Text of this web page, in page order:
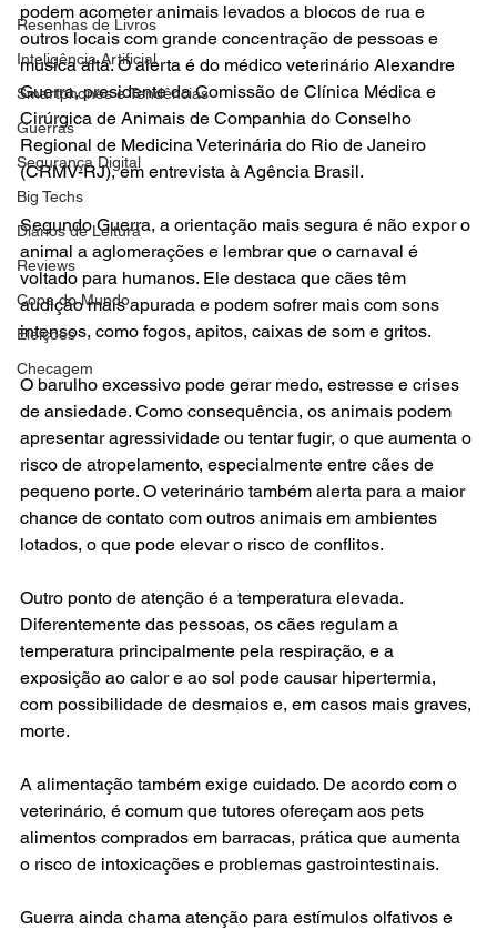
Resenhas de Livros
Inteligência Artificial
Smartphones e Tendências
Guerras
Segurança Digital
Big Techs
Diários de Leitura
Reviews
Copa do Mundo
Eleições
Checagem
podem acometer animais levados a blocos de rua e
outros locais com grande concentração de pessoas e
música alta. O alerta é do médico veterinário Alexandre
Guerra, presidente da Comissão de Clínica Médica e
Cirúrgica de Animais de Companhia do Conselho
Regional de Medicina Veterinária do Rio de Janeiro
(CRMV-RJ), em entrevista à Agência Brasil.
Segundo Guerra, a orientação mais segura é não expor o
animal a aglomerações e lembrar que o carnaval é
voltado para humanos. Ele destaca que cães têm
audição mais apurada e podem sofrer mais com sons
intensos, como fogos, apitos, caixas de som e gritos.
O barulho excessivo pode gerar medo, estresse e crises
de ansiedade. Como consequência, os animais podem
apresentar agressividade ou tentar fugir, o que aumenta o
risco de atropelamento, especialmente entre cães de
pequeno porte. O veterinário também alerta para a maior
chance de contato com outros animais em ambientes
lotados, o que pode elevar o risco de conflitos.
Outro ponto de atenção é a temperatura elevada.
Diferentemente das pessoas, os cães regulam a
temperatura principalmente pela respiração, e a
exposição ao calor e ao sol pode causar hipertermia,
com possibilidade de desmaios e, em casos mais graves,
morte.
A alimentação também exige cuidado. De acordo com o
veterinário, é comum que tutores ofereçam aos pets
alimentos comprados em barracas, prática que aumenta
o risco de intoxicações e problemas gastrointestinais.
Guerra ainda chama atenção para estímulos olfativos e